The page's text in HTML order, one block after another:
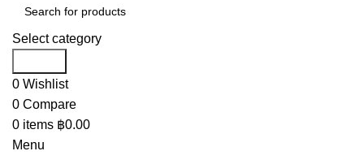
Select category
0 Wishlist
0 Compare
0 items ฿0.00
Menu